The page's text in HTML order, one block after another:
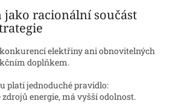
jako racionální součást
elektřiny ani obnovitelných
doplňkem.
platí jednoduché pravidlo:
energie, má vyšší odolnost.